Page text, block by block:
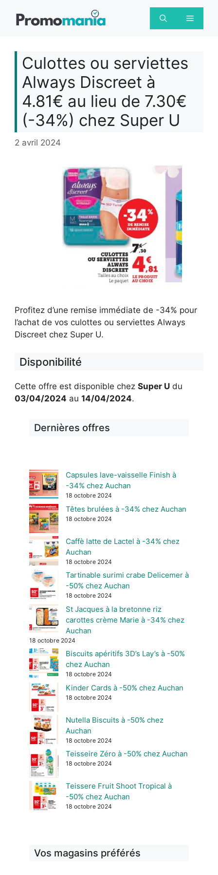
Menu
Culottes ou serviettes
Always Discreet à
4.81€ au lieu de 7.30€
(-34%) chez Super U
2 avril 2024
Profitez d’une remise immédiate de -34% pour
l’achat de vos culottes ou serviettes Always
Discreet chez Super U.
Disponibilité
Cette offre est disponible chez Super U du
03/04/2024 au 14/04/2024.
Dernières offres
Capsules lave-vaisselle Finish à
-34% chez Auchan
18 octobre 2024
Têtes brulées à -34% chez Auchan
18 octobre 2024
Caffè latte de Lactel à -34% chez
Auchan
18 octobre 2024
Tartinable surimi crabe Delicemer à
-50% chez Auchan
18 octobre 2024
St Jacques à la bretonne riz
carottes crème Marie à -34% chez
Auchan
18 octobre 2024
Biscuits apéritifs 3D’s Lay’s à -50%
chez Auchan
18 octobre 2024
Kinder Cards à -50% chez Auchan
18 octobre 2024
Nutella Biscuits à -50% chez
Auchan
18 octobre 2024
Teisseire Zéro à -50% chez Auchan
18 octobre 2024
Teissere Fruit Shoot Tropical à
-50% chez Auchan
18 octobre 2024
Vos magasins préférés